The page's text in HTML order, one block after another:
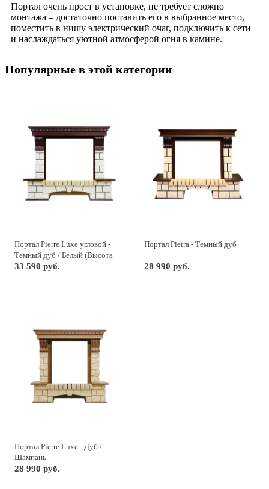
Портал очень прост в установке, не требует сложно
монтажа – достаточно поставить его в выбранное место,
поместить в нишу электрический очаг, подключить к сети
и наслаждаться уютной атмосферой огня в камине.
Популярные в этой категории
Портал Pierre Luxe угловой -
Темный дуб / Белый (Высота
1045мм)
33 590 руб.
Портал Pietra - Темный дуб
28 990 руб.
Портал Pierre Luxe - Дуб /
Шампань
28 990 руб.